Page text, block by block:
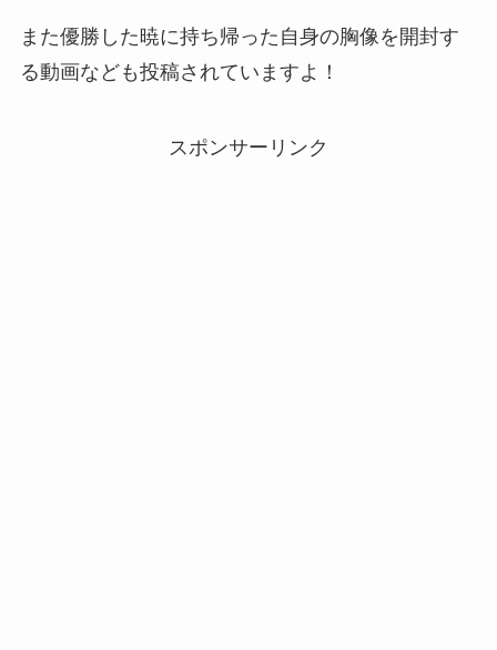
また優勝した暁に持ち帰った自身の胸像を開封す
る動画なども投稿されていますよ！
スポンサーリンク